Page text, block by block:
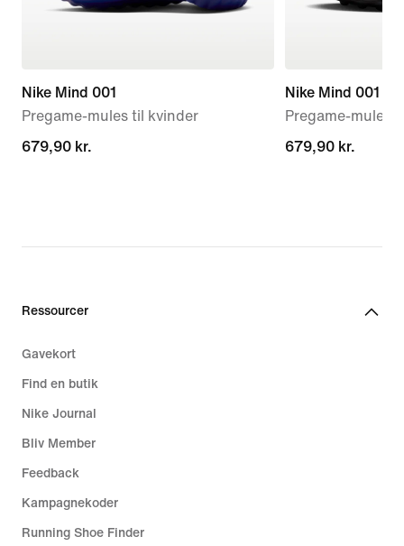
Nike Mind 001
Pregame-mules til kvinder
679,90 kr.
679,90 kr.
Nike Mind 001
Pregame-mules
679,90 kr.
679,90 kr.
Ressourcer
Gavekort
Find en butik
Nike Journal
Bliv Member
Feedback
Kampagnekoder
Running Shoe Finder